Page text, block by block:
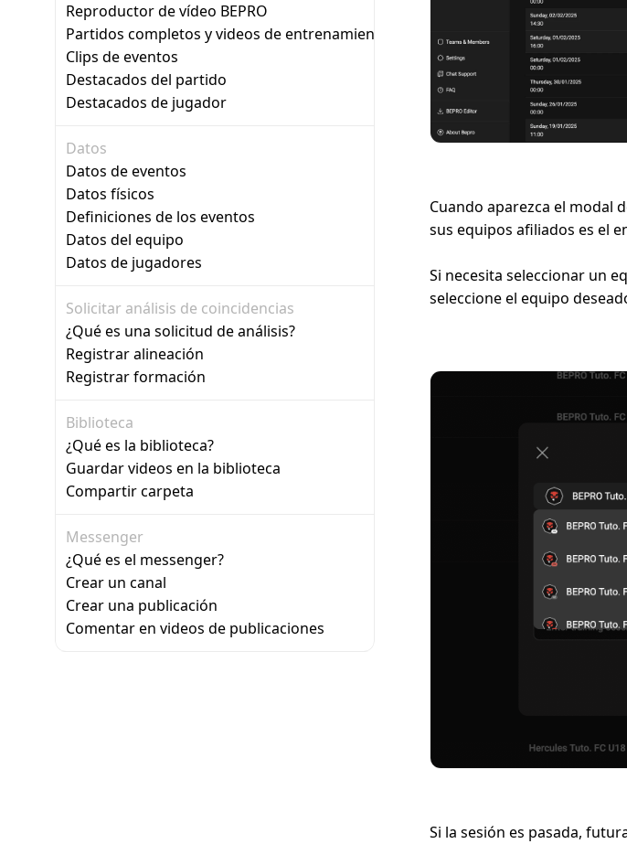
Reproductor de vídeo BEPRO
Partidos completos y videos de entrenamiento
Clips de eventos
Destacados del partido
Destacados de jugador
Datos
Datos de eventos
Datos físicos
Definiciones de los eventos
Datos del equipo
Datos de jugadores
Solicitar análisis de coincidencias
¿Qué es una solicitud de análisis?
Registrar alineación
Registrar formación
Biblioteca
¿Qué es la biblioteca?
Guardar videos en la biblioteca
Compartir carpeta
Messenger
¿Qué es el messenger?
Crear un canal
Crear una publicación
Comentar en videos de publicaciones
Cuando aparezca el modal
sus equipos afiliados es el
Si necesita seleccionar un
seleccione el equipo
Si la sesión es pasada,